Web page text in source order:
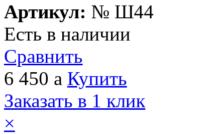
Артикул: № Ш44
Есть в наличии
Сравнить
6 450 a Купить
Заказать в 1 клик
×